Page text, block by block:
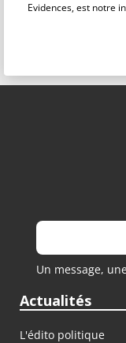
Evidences, est notre
Un message,
Actualités
L'édito politique